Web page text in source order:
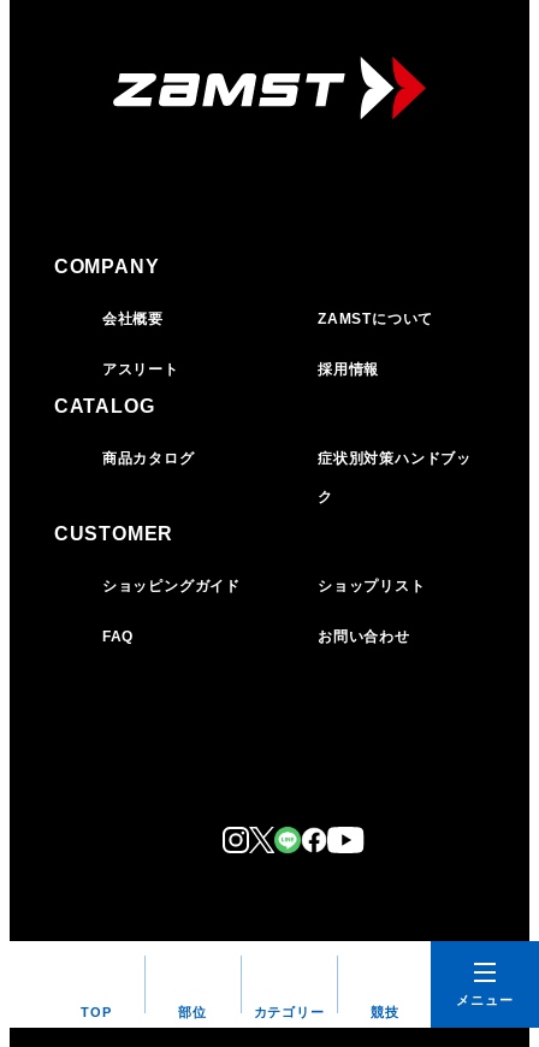
TOP 部位 カテゴリー 競技
メニュー
COMPANY
会社概要 ZAMSTについて
アスリート 採用情報
CATALOG
商品カタログ 症状別対策ハンドブッ
ク
CUSTOMER
ショッピングガイド ショップリスト
FAQ お問い合わせ